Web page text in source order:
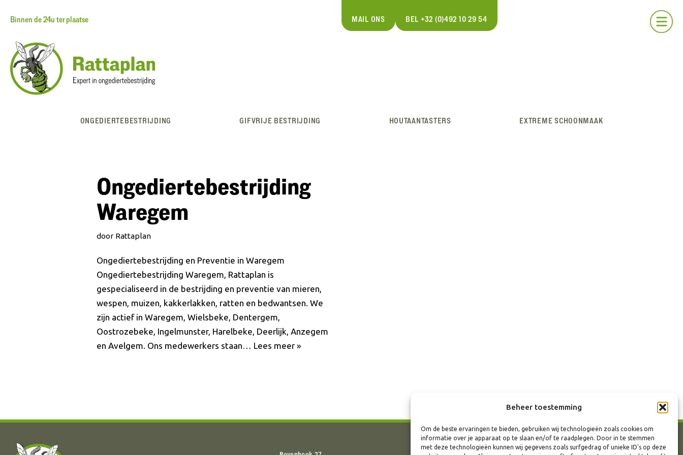
Beheer toestemming
Om de beste ervaringen te bieden, gebruiken wij technologieën zoals cookies om
informatie over je apparaat op te slaan en/of te raadplegen. Door in te stemmen
met deze technologieën kunnen wij gegevens zoals surfgedrag of unieke ID's op deze
naar
de
inhoud
Binnen de 24u ter plaatse MAIL ONS BEL +32 (0)492 10 29 54
ONGEDIERTEBESTRIJDING GIFVRIJE BESTRIJDING HOUTAANTASTERS EXTREME SCHOONMAAK
Ongediertebestrijding
Waregem
door Rattaplan
Ongediertebestrijding en Preventie in Waregem
Ongediertebestrijding Waregem, Rattaplan is
gespecialiseerd in de bestrijding en preventie van mieren,
wespen, muizen, kakkerlakken, ratten en bedwantsen. We
zijn actief in Waregem, Wielsbeke, Dentergem,
Oostrozebeke, Ingelmunster, Harelbeke, Deerlijk, Anzegem
en Avelgem. Ons medewerkers staan… Lees meer »